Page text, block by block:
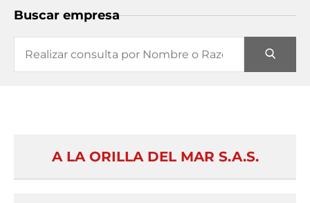
Buscar empresa
A LA ORILLA DEL MAR S.A.S.